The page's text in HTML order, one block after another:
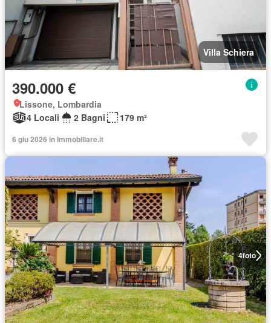
Villa Schiera
390.000 €
Lissone, Lombardia
4 Locali
2 Bagni 179 m²
6 giu 2026 in Immobiliare.it
4foto